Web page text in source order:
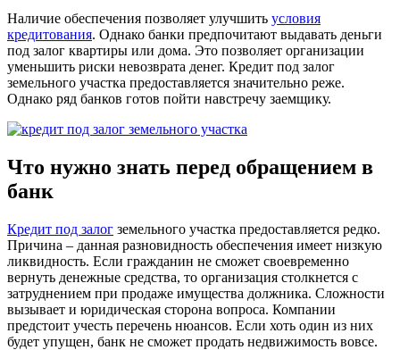
Наличие обеспечения позволяет улучшить условия
кредитования. Однако банки предпочитают выдавать деньги
под залог квартиры или дома. Это позволяет организации
уменьшить риски невозврата денег. Кредит под залог
земельного участка предоставляется значительно реже.
Однако ряд банков готов пойти навстречу заемщику.
Что нужно знать перед обращением в
банк
Кредит под залог земельного участка предоставляется редко.
Причина – данная разновидность обеспечения имеет низкую
ликвидность. Если гражданин не сможет своевременно
вернуть денежные средства, то организация столкнется с
затруднением при продаже имущества должника. Сложности
вызывает и юридическая сторона вопроса. Компании
предстоит учесть перечень нюансов. Если хоть один из них
будет упущен, банк не сможет продать недвижимость вовсе.